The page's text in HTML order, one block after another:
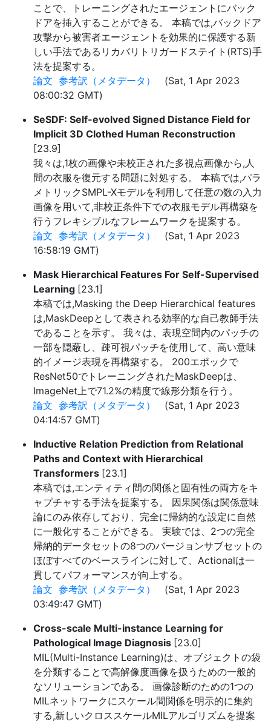
ことで、トレーニングされたエージェントにバック
ドアを挿入することができる。 本稿では,バックドア
攻撃から被害者エージェントを効果的に保護する新
しい手法であるリカバリトリガードステイト(RTS)手
法を提案する。
論文 参考訳（メタデータ）
(Sat, 1 Apr 2023
08:00:32 GMT)
SeSDF: Self-evolved Signed Distance Field for
Implicit 3D Clothed Human Reconstruction
[23.9]
我々は,1枚の画像や未校正された多視点画像から,人
間の衣服を復元する問題に対処する。 本稿では,パラ
メトリックSMPL-Xモデルを利用して任意の数の入力
画像を用いて,非校正条件下での衣服モデル再構築を
行うフレキシブルなフレームワークを提案する。
論文 参考訳（メタデータ）
(Sat, 1 Apr 2023
16:58:19 GMT)
Mask Hierarchical Features For Self-Supervised
Learning [23.1]
本稿では,Masking the Deep Hierarchical features
は,MaskDeepとして表される効率的な自己教師手法
であることを示す。 我々は、表現空間内のパッチの
一部を隠蔽し、疎可視パッチを使用して、高い意味
的イメージ表現を再構築する。 200エポックで
ResNet50でトレーニングされたMaskDeepは、
ImageNet上で71.2%の精度で線形分類を行う。
論文 参考訳（メタデータ）
(Sat, 1 Apr 2023
04:14:57 GMT)
Inductive Relation Prediction from Relational
Paths and Context with Hierarchical
Transformers [23.1]
本稿では,エンティティ間の関係と固有性の両方をキ
ャプチャする手法を提案する。 因果関係は関係意味
論にのみ依存しており、完全に帰納的な設定に自然
に一般化することができる。 実験では、2つの完全
帰納的データセットの8つのバージョンサブセットの
ほぼすべてのベースラインに対して、Actionalは一
貫してパフォーマンスが向上する。
論文 参考訳（メタデータ）
(Sat, 1 Apr 2023
03:49:47 GMT)
Cross-scale Multi-instance Learning for
Pathological Image Diagnosis [23.0]
MIL(Multi-Instance Learning)は、オブジェクトの袋
を分類することで高解像度画像を扱うための一般的
なソリューションである。 画像診断のための1つの
MILネットワークにスケール間関係を明示的に集約
する,新しいクロススケールMILアルゴリズムを提案